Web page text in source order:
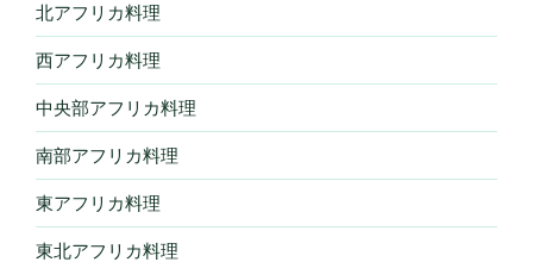
北アフリカ料理
西アフリカ料理
中央部アフリカ料理
南部アフリカ料理
東アフリカ料理
東北アフリカ料理